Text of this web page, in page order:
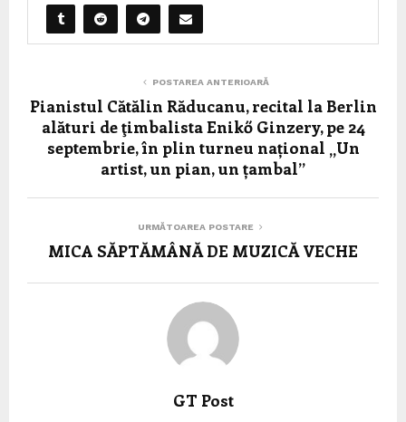
POSTAREA ANTERIOARĂ
Pianistul Cătălin Răducanu, recital la Berlin
alături de ţimbalista Enikő Ginzery, pe 24
septembrie, în plin turneu național „Un
artist, un pian, un țambal”
URMĂTOAREA POSTARE
MICA SĂPTĂMÂNĂ DE MUZICĂ VECHE
GT Post